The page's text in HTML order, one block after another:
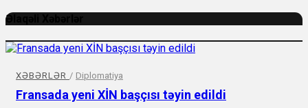
Əlaqəli Xəbərlər
XƏBƏRLƏR / Diplomatiya
Fransada yeni XİN başçısı təyin edildi